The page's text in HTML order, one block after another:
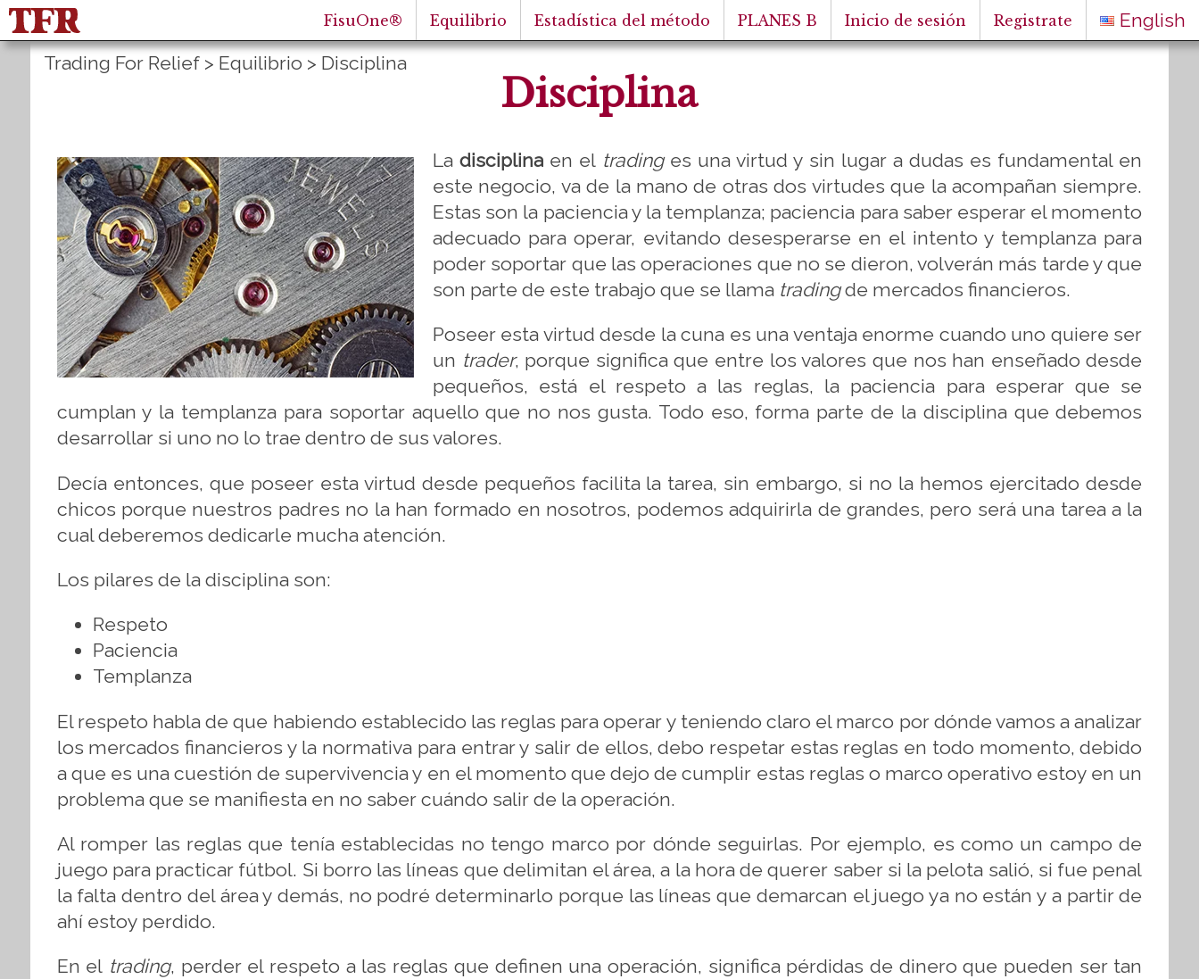
FisuOne® Equilibrio Estadística del método PLANES B Inicio de sesión Registrate
English
Trading For Relief> Equilibrio > Disciplina
Disciplina
La disciplinaen el tradinges una virtud y sin lugar a dudas es fundamental en
este negocio, va de la mano de otras dos virtudes que la acompañan siempre.
Estas son la paciencia y la templanza; paciencia para saber esperar el momento
adecuado para operar, evitando desesperarse en el intento y templanza para
poder soportar que las operaciones que no se dieron, volverán más tarde y que
son parte de este trabajo que se llama tradingde mercados financieros.
Poseer esta virtud desde la cuna es una ventaja enorme cuando uno quiere ser
un trader, porque significa que entre los valores que nos han enseñado desde
pequeños, está el respeto a las reglas, la paciencia para esperar que se
cumplan y la templanza para soportar aquello que no nos gusta. Todo eso, forma parte de la disciplina que debemos
desarrollar si uno no lo trae dentro de sus valores.
Decía entonces, que poseer esta virtud desde pequeños facilita la tarea, sin embargo, si no la hemos ejercitado desde
chicos porque nuestros padres no la han formado en nosotros, podemos adquirirla de grandes, pero será una tarea a la
cual deberemos dedicarle mucha atención.
Los pilares de la disciplina son:
Respeto
Paciencia
Templanza
El respeto habla de que habiendo establecido las reglas para operar y teniendo claro el marco por dónde vamos a analizar
los mercados financieros y la normativa para entrar y salir de ellos, debo respetar estas reglas en todo momento, debido
a que es una cuestión de supervivencia y en el momento que dejo de cumplir estas reglas o marco operativo estoy en un
problema que se manifiesta en no saber cuándo salir de la operación.
Al romper las reglas que tenía establecidas no tengo marco por dónde seguirlas. Por ejemplo, es como un campo de
juego para practicar fútbol. Si borro las líneas que delimitan el área, a la hora de querer saber si la pelota salió, si fue penal
la falta dentro del área y demás, no podré determinarlo porque las líneas que demarcan el juego ya no están y a partir de
ahí estoy perdido.
En el trading, perder el respeto a las reglas que definen una operación, significa pérdidas de dinero que pueden ser tan